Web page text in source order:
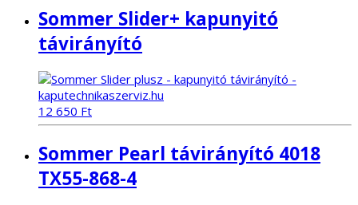
Sommer Slider+ kapunyitó
távirányító
12 650 Ft
Sommer Pearl távirányító 4018
TX55-868-4